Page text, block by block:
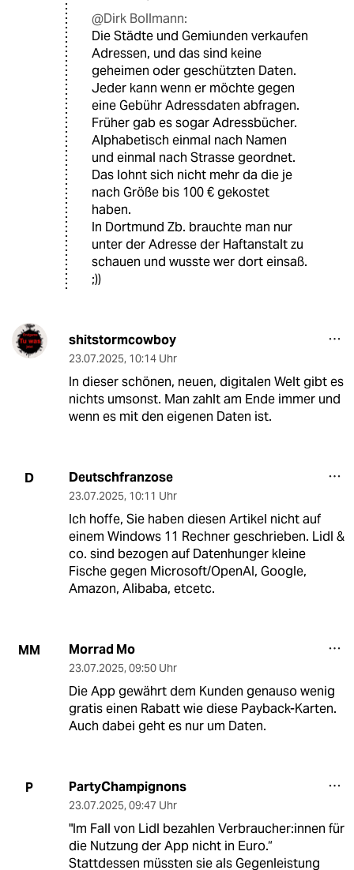
@Dirk Bollmann:
Die Städte und Gemiunden verkaufen
Adressen, und das sind keine
geheimen oder geschützten Daten.
Jeder kann wenn er möchte gegen
eine Gebühr Adressdaten abfragen.
Früher gab es sogar Adressbücher.
Alphabetisch einmal nach Namen
und einmal nach Strasse geordnet.
Das lohnt sich nicht mehr da die je
nach Größe bis 100 € gekostet
haben.
In Dortmund Zb. brauchte man nur
unter der Adresse der Haftanstalt zu
schauen und wusste wer dort einsaß.
;))
shitstormcowboy
23.07.2025, 10:14 Uhr
In dieser schönen, neuen, digitalen Welt gibt es
nichts umsonst. Man zahlt am Ende immer und
wenn es mit den eigenen Daten ist.
D Deutschfranzose
23.07.2025, 10:11 Uhr
Ich hoffe, Sie haben diesen Artikel nicht auf
einem Windows 11 Rechner geschrieben. Lidl &
co. sind bezogen auf Datenhunger kleine
Fische gegen Microsoft/OpenAI, Google,
Amazon, Alibaba, etcetc.
MM Morrad Mo
23.07.2025, 09:50 Uhr
Die App gewährt dem Kunden genauso wenig
gratis einen Rabatt wie diese Payback-Karten.
Auch dabei geht es nur um Daten.
P PartyChampignons
23.07.2025, 09:47 Uhr
"Im Fall von Lidl bezahlen Ver­brau­che­r:in­nen für
die Nutzung der App nicht in Euro.“
Stattdessen müssten sie als Gegenleistung